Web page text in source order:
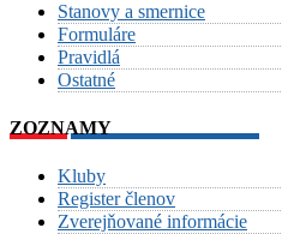
Stanovy a smernice
Formuláre
Pravidlá
Ostatné
ZOZNAMY
Kluby
Register členov
Zverejňované informácie